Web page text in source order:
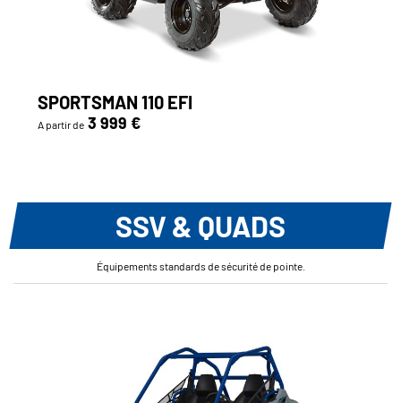
SPORTSMAN 110 EFI
A partir de 3 999 €
SSV & QUADS
Équipements standards de sécurité de pointe.